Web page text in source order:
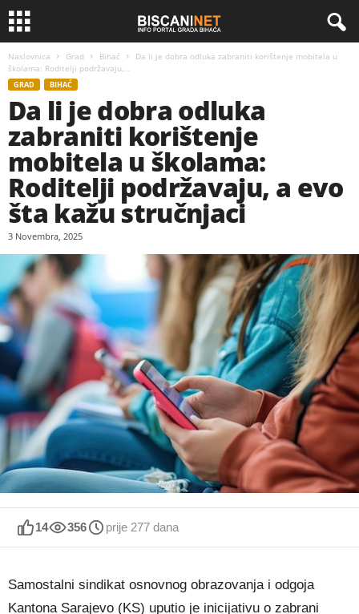
Naslovnica Grad Bihać
Da li je dobra odluka zabraniti korištenje mobitela u
školama: Roditelji podržavaju,...
GRAD BIHAĆ
Da li je dobra odluka
zabraniti korištenje
mobitela u školama:
Roditelji podržavaju, a evo
šta kažu stručnjaci
3 Novembra, 2025
14 356 prije 277 dana
Samostalni sindikat osnovnog obrazovanja i odgoja
Kantona Sarajevo (KS) uputio je inicijativu o zabrani